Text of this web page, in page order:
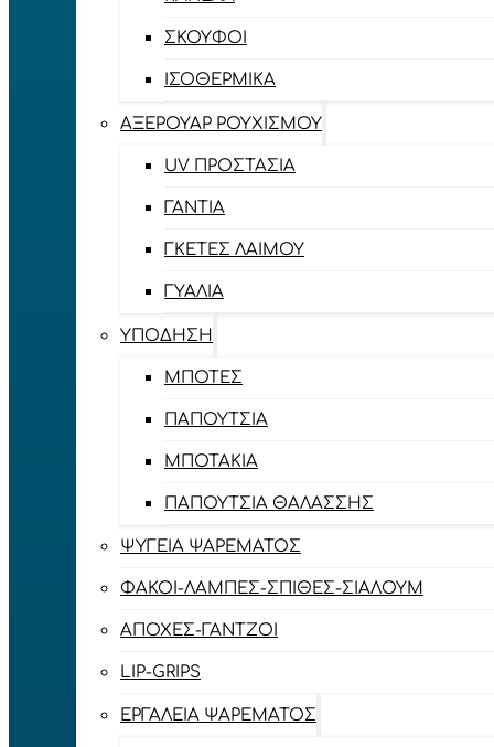
ΣΚΟΎΦΟΙ
ΙΣΟΘΕΡΜΙΚΆ
ΑΞΕΡΟΥΆΡ ΡΟΥΧΙΣΜΟΎ
UV ΠΡΟΣΤΑΣΊΑ
ΓΆΝΤΙΑ
ΓΚΈΤΕΣ ΛΑΊΜΟΥ
ΓΥΑΛΙΆ
ΥΠΌΔΗΣΗ
ΜΠΌΤΕΣ
ΠΑΠΟΎΤΣΙΑ
ΜΠΟΤΆΚΙΑ
ΠΑΠΟΎΤΣΙΑ ΘΑΛΆΣΣΗΣ
ΨΥΓΕΊΑ ΨΑΡΈΜΑΤΟΣ
ΦΑΚΟΊ-ΛΆΜΠΕΣ-ΣΠΊΘΕΣ-ΣΊΑΛΟΥΜ
ΑΠΌΧΕΣ-ΓΆΝΤΖΟΙ
LIP-GRIPS
EΡΓΑΛΕΊΑ ΨΑΡΈΜΑΤΟΣ